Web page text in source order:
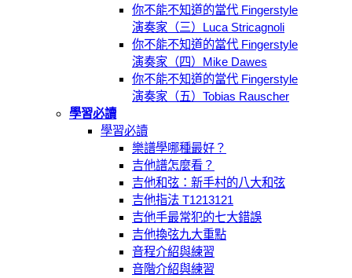
你不能不知道的當代 Fingerstyle
演奏家（三）Luca Stricagnoli
你不能不知道的當代 Fingerstyle
演奏家（四）Mike Dawes
你不能不知道的當代 Fingerstyle
演奏家（五）Tobias Rauscher
學習必讀
學習必讀
樂譜學哪種最好？
吉他譜怎麼看？
吉他和弦：新手村的八大和弦
吉他指法 T1213121
吉他手最常犯的七大錯誤
吉他換弦九大重點
音程介紹與練習
音階介紹與練習